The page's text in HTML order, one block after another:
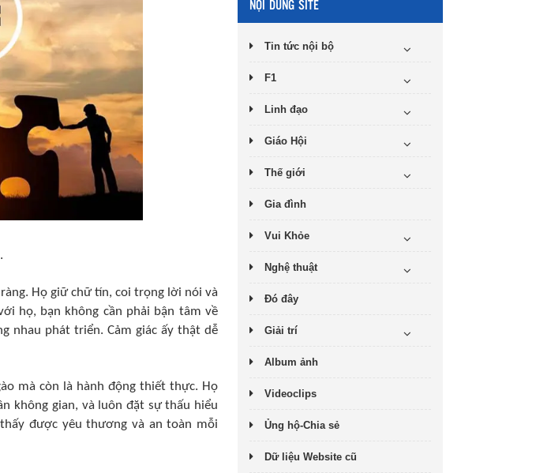
Họ giữ chữ tín, coi trọng lời nói và
họ, bạn không cần phải bận tâm về
nhau phát triển. Cảm giác ấy thật dễ
mà còn là hành động thiết thực. Họ
không gian, và luôn đặt sự thấu hiểu
được yêu thương và an toàn mỗi
NỘI DUNG SITE
Tin tức nội bộ
F1
Linh đạo
Giáo Hội
Thế giới
Gia đình
Vui Khỏe
Nghệ thuật
Đó đây
Giải trí
Album ảnh
Videoclips
Ủng hộ-Chia sẻ
Dữ liệu Website cũ